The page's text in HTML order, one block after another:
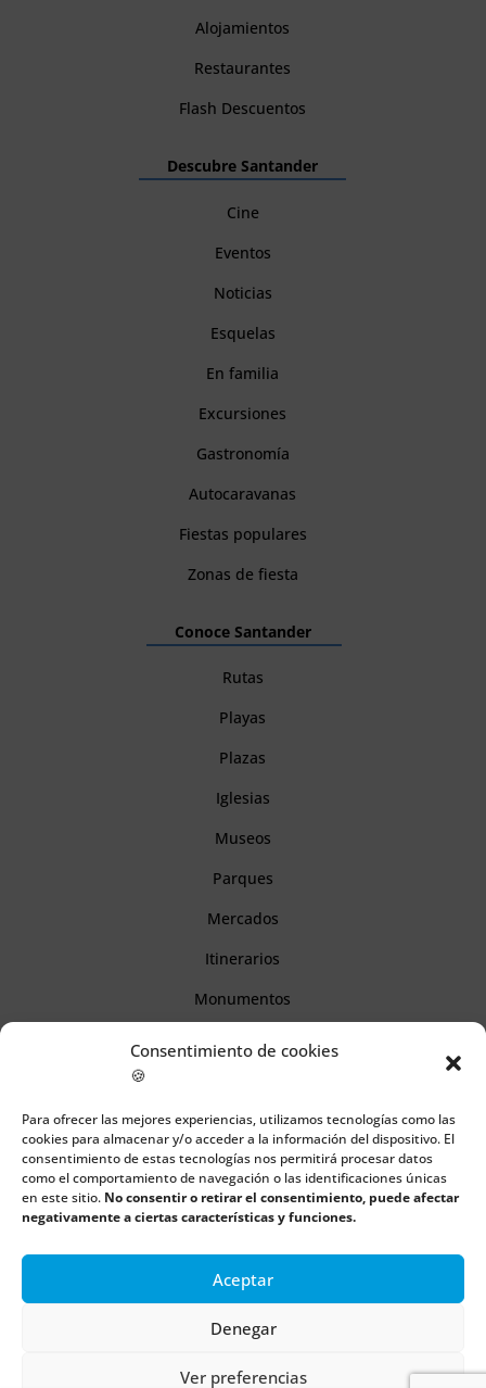
Consentimiento de cookies
🍪
Para ofrecer las mejores experiencias, utilizamos tecnologías como las
cookies para almacenar y/o acceder a la información del dispositivo. El
consentimiento de estas tecnologías nos permitirá procesar datos
como el comportamiento de navegación o las identificaciones únicas
en este sitio. No consentir o retirar el consentimiento, puede afectar
negativamente a ciertas características y funciones.
Aceptar
Denegar
Ver preferencias
Alojamientos
Restaurantes
Flash Descuentos
Descubre Santander
Cine
Eventos
Noticias
Esquelas
En familia
Excursiones
Gastronomía
Autocaravanas
Fiestas populares
Zonas de fiesta
Conoce Santander
Rutas
Playas
Plazas
Iglesias
Museos
Parques
Mercados
Itinerarios
Monumentos
Información
Aviso legal
Política de cookies
Política de privacidad
Boulders